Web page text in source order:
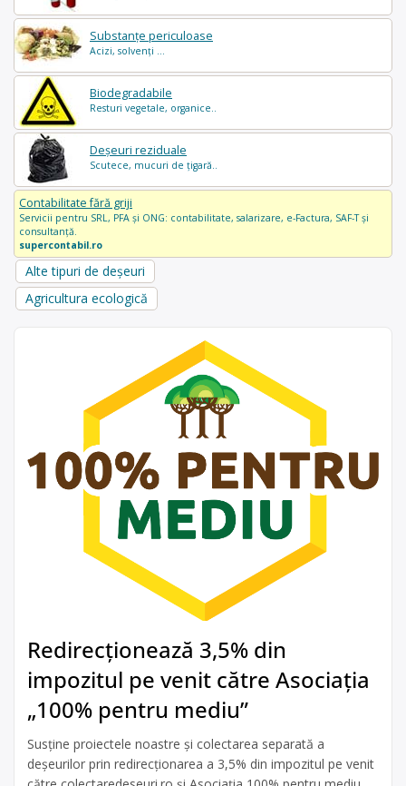
Substanțe periculoase
Acizi, solvenți ...
Biodegradabile
Resturi vegetale, organice..
Deșeuri reziduale
Scutece, mucuri de țigară..
Contabilitate fără griji
Servicii pentru SRL, PFA și ONG: contabilitate, salarizare, e-Factura, SAF-T și
consultanță.
supercontabil.ro
Alte tipuri de deșeuri
Agricultura ecologică
Redirecționează 3,5% din
impozitul pe venit către Asociația
„100% pentru mediu”
Susține proiectele noastre și colectarea separată a
deșeurilor prin redirecționarea a 3,5% din impozitul pe venit